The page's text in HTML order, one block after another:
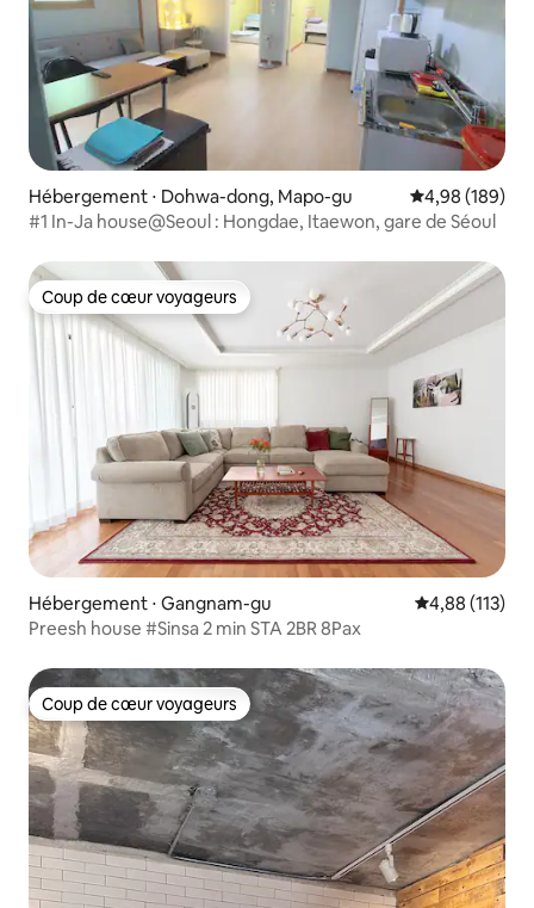
Hébergement ⋅ Dohwa-dong, Mapo-gu Évaluation
4,98 (189)
#1 In-Ja house@Seoul : Hongdae, Itaewon, gare de Séoul
Coup de cœur voyageurs
Coup de cœur voyageurs
Hébergement ⋅ Gangnam-gu Évaluation
4,88 (113)
Preesh house #Sinsa 2 min STA 2BR 8Pax
Coup de cœur voyageurs
Coup de cœur voyageurs